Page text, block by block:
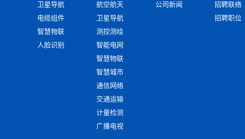
卫星导航
电缆组件
智慧物联
人脸识别
航空航天
卫星导航
测控测绘
智能电网
智慧物联
智慧城市
通信网络
交通运输
计量检测
广播电视
公司新闻
招聘联络
招聘职位